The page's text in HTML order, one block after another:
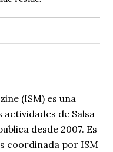
(ISM) es una
de Salsa
desde 2007. Es
coordinada por ISM